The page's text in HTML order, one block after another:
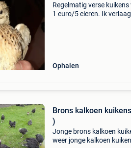
Regelmatig verse
1 euro/5 eieren. Ik
Ophalen
Brons kalkoen
)
Jonge brons kalkoen
weer jonge kalkoen